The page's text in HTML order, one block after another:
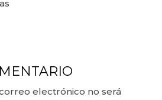
electrónico no será